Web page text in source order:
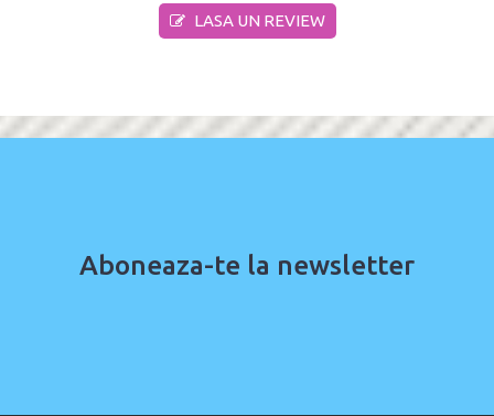
LASA UN REVIEW
Aboneaza-te la newsletter